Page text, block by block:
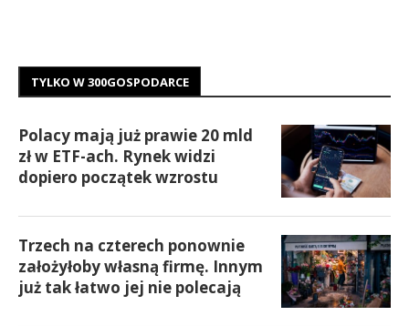
TYLKO W 300GOSPODARCE
Polacy mają już prawie 20 mld
zł w ETF-ach. Rynek widzi
dopiero początek wzrostu
Trzech na czterech ponownie
założyłoby własną firmę. Innym
już tak łatwo jej nie polecają